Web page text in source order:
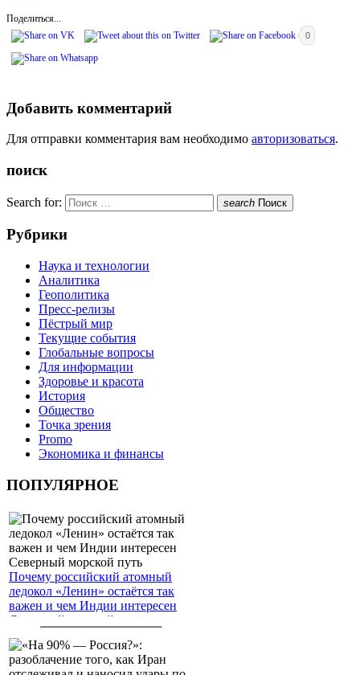
Поделиться...
0
Добавить комментарий
Для отправки комментария вам необходимо авторизоваться.
поиск
Search for: search Поиск
Рубрики
Наука и технологии
Аналитика
Геополитика
Пресс-релизы
Пёстрый мир
Текущие события
Глобальные вопросы
Для информации
Здоровье и красота
История
Общество
Точка зрения
Promo
Экономика и финансы
ПОПУЛЯРНОЕ
Почему российский атомный
ледокол «Ленин» остаётся так
важен и чем Индии интересен
Северный морской путь